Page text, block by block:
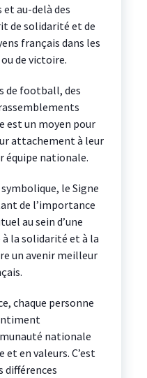
au-delà des
de solidarité et de
français dans les
de victoire.
de football, des
est un moyen pour
attachement à leur
équipe nationale.
le Signe
de l’importance
au sein d’une
la solidarité et à la
un avenir meilleur
chaque personne
nationale
en valeurs. C’est
différences